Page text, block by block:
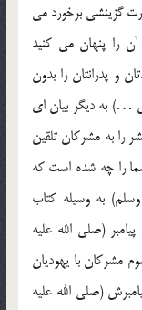
گزينشي برخورد مي
را پنهان مي کنيد
و پدرانتان را بدون
…) به ديگر بيان اي
را به مشرکان تلقين
را چه شده است که
به وسيله کتاب
(صلي الله عليه
مشرکان با يهوديان
(صلي الله عليه